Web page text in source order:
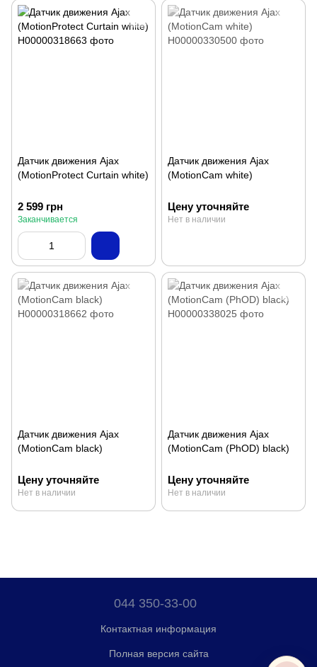
Датчик движения Ajax
(MotionProtect Curtain white)
2 599 грн
Заканчивается
Датчик движения Ajax
(MotionCam white)
Цену уточняйте
Нет в наличии
Датчик движения Ajax
(MotionCam black)
Цену уточняйте
Нет в наличии
Датчик движения Ajax
(MotionCam (PhOD) black)
Цену уточняйте
Нет в наличии
044 350-33-00
Контактная информация
Полная версия сайта